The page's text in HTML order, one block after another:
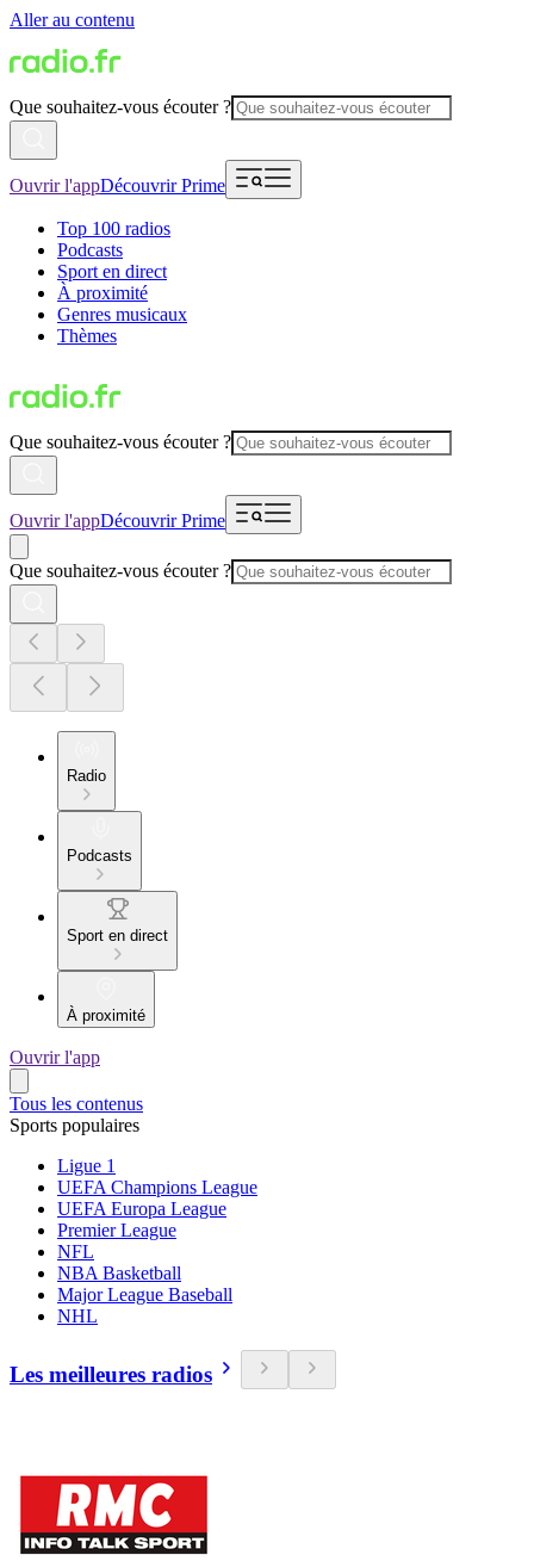
Aller au contenu
Que souhaitez-vous écouter ?
Ouvrir l'appDécouvrir Prime
Top 100 radios
Podcasts
Sport en direct
À proximité
Genres musicaux
Thèmes
Que souhaitez-vous écouter ?
Ouvrir l'appDécouvrir Prime
Que souhaitez-vous écouter ?
Radio
Podcasts
Sport en direct
À proximité
Ouvrir l'app
Tous les contenus
Sports populaires
Ligue 1
UEFA Champions League
UEFA Europa League
Premier League
NFL
NBA Basketball
Major League Baseball
NHL
Les meilleures radios